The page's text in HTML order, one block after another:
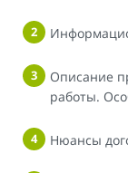
Описание
работы.
Нюансы